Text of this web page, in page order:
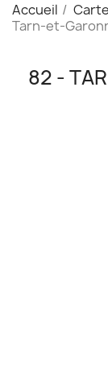
Accueil
Tarn-et-
82 -